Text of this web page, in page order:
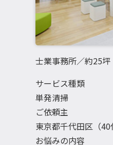
士業事務所／約25坪
サービス種類
単発清掃
ご依頼主
東京都千代田区（40
お悩みの内容